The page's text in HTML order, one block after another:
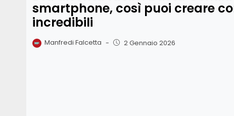
smartphone, così puoi creare
incredibili
Manfredi Falcetta - 2 Gennaio 2026